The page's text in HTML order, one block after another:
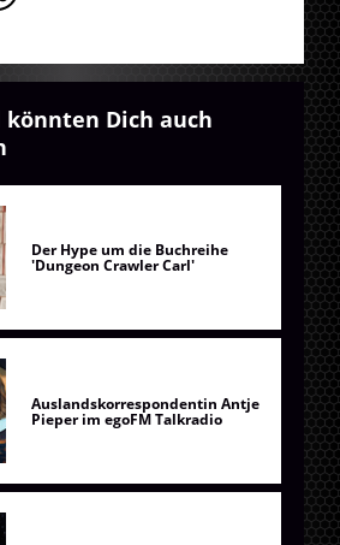
Dich auch
Der Hype um die Buchreihe
'Dungeon Crawler Carl'
Auslandskorrespondentin Antje
Pieper im egoFM Talkradio